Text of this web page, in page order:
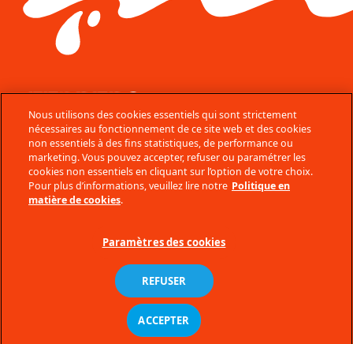
© Ferrero 2026
Pour votre santé pratiquez une activité physique régulière.
www.mangerbouger.fr
Nous Contacter
Données Techniques
Politique en matière de cookies
Charte de protection des données
Accessibilité : partiellement
Nous utilisons des cookies essentiels qui sont strictement
nécessaires au fonctionnement de ce site web et des cookies
non essentiels à des fins statistiques, de performance ou
marketing. Vous pouvez accepter, refuser ou paramétrer les
cookies non essentiels en cliquant sur l’option de votre choix.
Pour plus d’informations, veuillez lire notre Politique en
matière de cookies.
Paramètres des cookies
REFUSER
ACCEPTER